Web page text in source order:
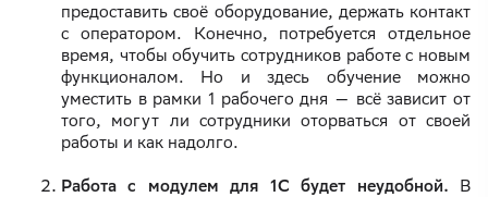
предоставить своё оборудование, держать контакт
с оператором. Конечно, потребуется отдельное
время, чтобы обучить сотрудников работе с новым
функционалом. Но и здесь обучение можно
уместить в рамки 1 рабочего дня — всё зависит от
того, могут ли сотрудники оторваться от своей
работы и как надолго.
Работа с модулем для 1С будет неудобной. В